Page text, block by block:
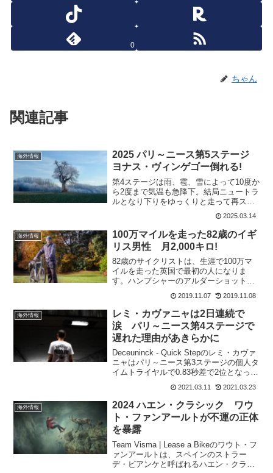
0
ちゃん
関連記事
海外情報
2025 パリ～ニース第5ステージ
ヨナス・ヴィンゲゴー倒れる!
第4ステージは雨、雹、雪によって10度か
ら2度まで気温も急降下。結局ニュートラ
ルとなり下りをゆっくりと走って再スタ
ートに。しかし、多くの選手が身体が冷
えたためにベストで走れた訳ではなかっ
た。その中でも、ヨナス・ヴィンゲゴー
の独走勝利を阻んだ...
2025.03.14
海外情報
100万マイルを走った82歳のイギ
リス男性 月2,000キロ!
82歳のサイクリストは、生涯で100万マ
イルを走った英国で最初の人になりま
す。ハンプシャーのアルダーショット出
身のラスマントルは、68年サイクリング
を行い、木曜日（11月7日）に信じられな
いほどのマイルストーンを完了する予
定。100万マイル...
2019.11.07 2019.11.08
海外情報
レミ・カヴァニャは2日連続で
涙 パリ～ニース第4ステージで
遅れた理由があきらかに
Deceuninck - Quick Stepのレミ・カヴァ
ニャはパリ～ニース第3ステージの個人タ
イムトライヤルで0.83秒差で2位となって
いた。この時には、ゴール手前の登りで
前走者を追い抜くためにカーブでブレー
キをかけて遅れてしまう。続く...
2021.03.11 2021.03.23
海外情報
2024 ハエン・クラシック ワウ
ト・ファンアールトが不運の正体
を暴露
Team Visma | Lease a Bikeのワウト・フ
ァンアールトは、スペインのストラー
デ・ビアンケと呼ばれるハエン・クラシ